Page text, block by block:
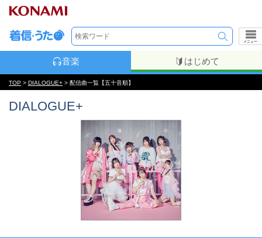
メニュー
音楽 はじめて
TOP > DIALOGUE+ > 配信曲一覧【五十音順】
DIALOGUE+